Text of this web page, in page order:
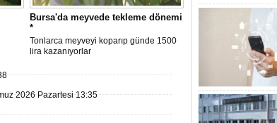
Bursa'da meyvede tekleme dönemi
*
Tonlarca meyveyi koparıp günde 1500
lira kazanıyorlar
2026 Pazartesi 13:35